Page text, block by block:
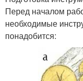
Перед началом
необходимые
понадобится: